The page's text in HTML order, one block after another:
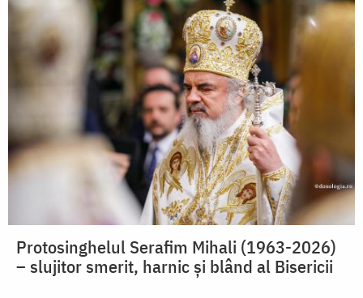
Protosinghelul Serafim Mihali (1963-2026)
– slujitor smerit, harnic și blând al Bisericii